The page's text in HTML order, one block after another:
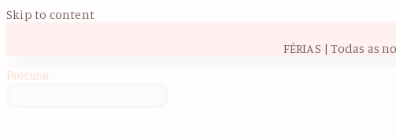
Skip to content
FÉRIAS | Todas as
Procurar